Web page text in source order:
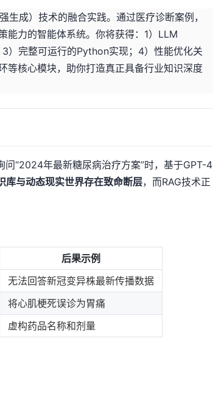
成）技术的融合实践。通过医疗诊断案例，
能力的智能体系统。你将获得：1）LLM
）完整可运行的Python实现；4）性能优化关
等核心模块，助你打造真正具备行业知识深度
问“2024年最新糖尿病治疗方案”时，基于GPT-4
库与动态现实世界存在致命断层，而RAG技术正
后果示例
无法回答新冠变异株最新传播数据
将心肌梗死误诊为胃痛
虚构药品名称和剂量